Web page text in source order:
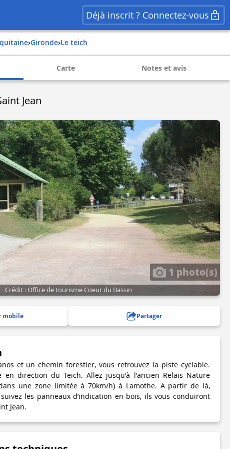
Déjà inscrit ? Connectez-vous
› gironde› le teich
Carte Notes et avis
Jean
1 photo(s)
Crédit : Office de tourisme Coeur du Bassin
mobile Partager
et un chemin forestier, vous retrouvez la piste cyclable.
en direction du Teich. Allez jusqu'à l'ancien Relais Nature
une zone limitée à 70km/h) à Lamothe. A partir de là,
les panneaux d’indication en bois, ils vous conduiront
Jean.